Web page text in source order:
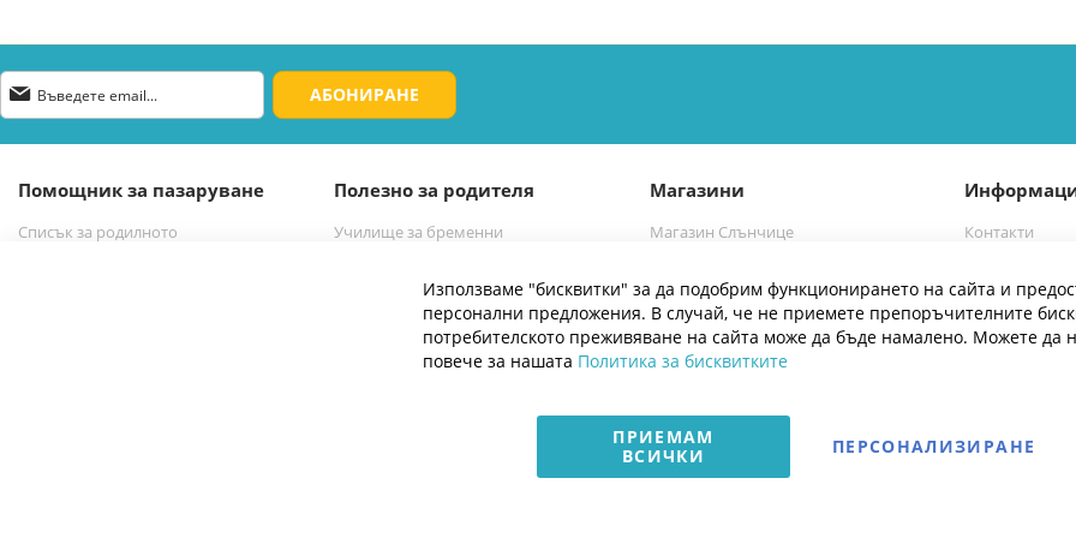
Абонирай
се
бюлетин:
АБОНИРАНЕ
Помощник за пазаруване
Списък за родилното
Полезно за родителя
Училище за бременни
Магазини
Магазин Слънчице
Контакти
Блог
Използваме "бисквитки" за да подобрим функционирането на сайта и
персонални предложения. В случай, че не приемете препоръчителните
потребителското преживяване на сайта може да бъде намалено. Можете да
повече за нашата Политика за бисквитките
ПРИЕМАМ
ВСИЧКИ
ПЕРСОНАЛИЗИРАНЕ